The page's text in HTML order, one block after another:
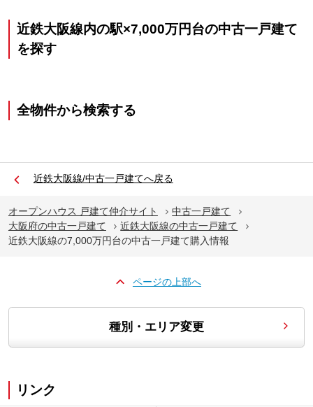
近鉄大阪線内の駅×7,000万円台の中古一戸建て
を探す
全物件から検索する
近鉄大阪線/中古一戸建てへ戻る
オープンハウス 戸建て仲介サイト
中古一戸建て
大阪府の中古一戸建て
近鉄大阪線の中古一戸建て
近鉄大阪線の7,000万円台の中古一戸建て購入情報
ページの上部へ
種別・エリア変更
リンク